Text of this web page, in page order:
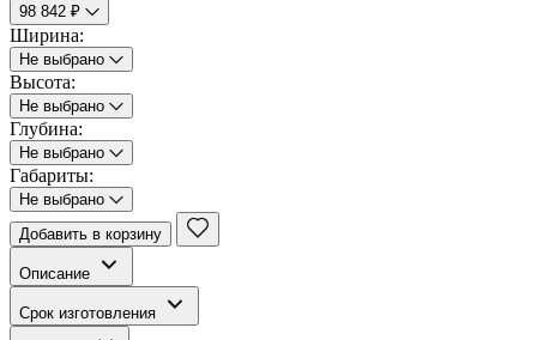
98 842 ₽
Ширина:
Не выбрано
Высота:
Не выбрано
Глубина:
Не выбрано
Габариты:
Не выбрано
Добавить в корзину
Описание
Срок изготовления